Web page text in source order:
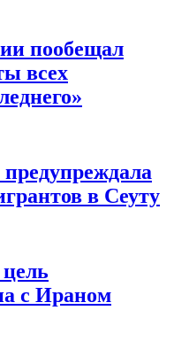
пообещал
всех
в Сеуту
с Ираном